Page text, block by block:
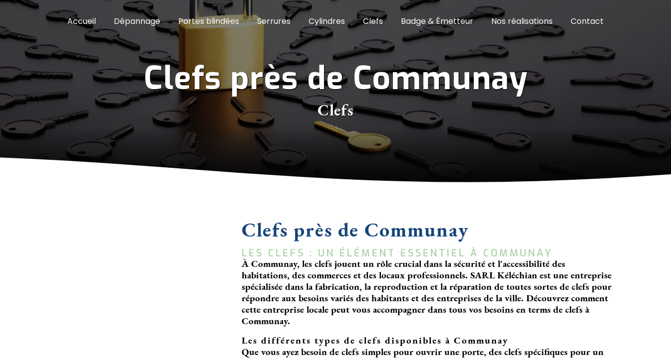
Accueil Dépannage Portes blindées Serrures Cylindres Clefs Badge & Émetteur Nos réalisations Contact
Clefs près de Communay
Clefs
Clefs près de Communay
LES CLEFS : UN ÉLÉMENT ESSENTIEL À COMMUNAY
À Communay, les clefs jouent un rôle crucial dans la sécurité et l'accessibilité des
habitations, des commerces et des locaux professionnels. SARL Kéléchian est une entreprise
spécialisée dans la fabrication, la reproduction et la réparation de toutes sortes de clefs pour
répondre aux besoins variés des habitants et des entreprises de la ville. Découvrez comment
cette entreprise locale peut vous accompagner dans tous vos besoins en terms de clefs à
Communay.
Les différents types de clefs disponibles à Communay
Que vous ayez besoin de clefs simples pour ouvrir une porte, des clefs spécifiques pour un
Panneau de gestion des cookies